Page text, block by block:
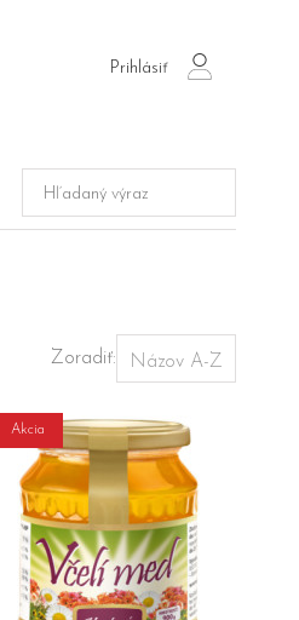
Prihlásiť
login
Zoradiť:
Akcia